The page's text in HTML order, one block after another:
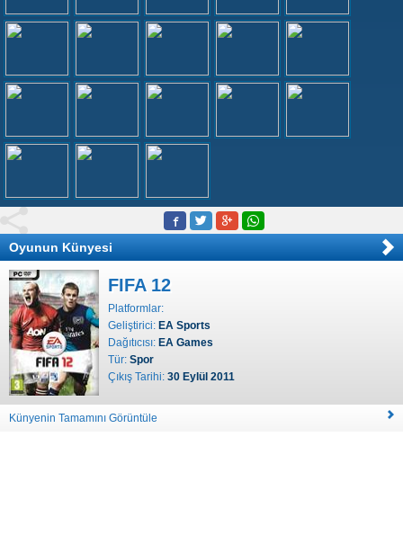
Oyunun Künyesi
FIFA 12
Platformlar:
Geliştirici: EA Sports
Dağıtıcısı: EA Games
Tür: Spor
Çıkış Tarihi: 30 Eylül 2011
Künyenin Tamamını Görüntüle